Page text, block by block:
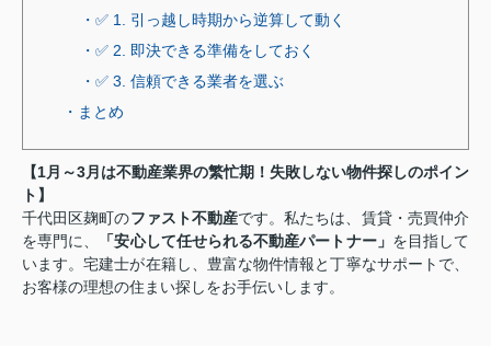
・✅ 1. 引っ越し時期から逆算して動く
・✅ 2. 即決できる準備をしておく
・✅ 3. 信頼できる業者を選ぶ
・まとめ
【1月～3月は不動産業界の繁忙期！失敗しない物件探しのポイン
ト】
千代田区麹町のファスト不動産です。私たちは、賃貸・売買仲介
を専門に、
「安心して任せられる不動産パートナー」 を目指して
います。宅建士が在籍し、豊富な物件情報と丁寧なサポートで、
お客様の理想の住まい探しをお手伝いします。